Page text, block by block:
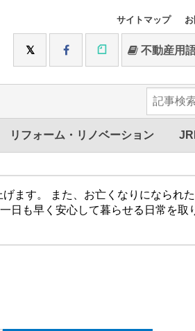
サイトマップ
不動産用
リフォーム・リノベーション
ます。 また、お亡くなりになられ
日も早く安心して暮らせる日常を